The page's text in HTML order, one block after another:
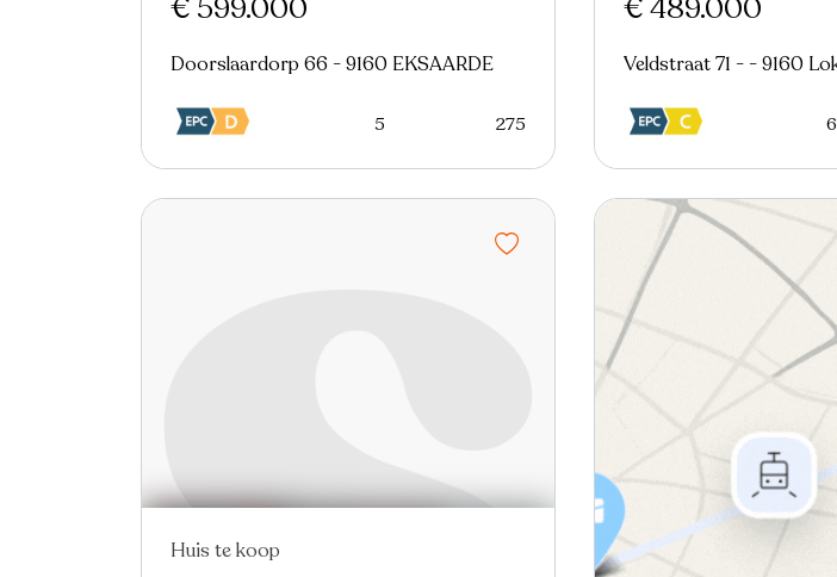
€ 599.000
Doorslaardorp 66 - 9160 EKSAARDE
5 275
€ 489.000
Veldstraat 71 - - 9160
6
Huis te koop